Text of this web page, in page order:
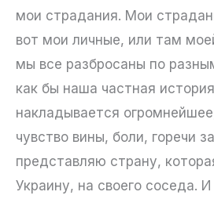
мои страдания. Мои
вот мои личные, или там
мы все разбросаны по
как бы наша частная
накладывается
чувство вины, боли, горечи
представляю страну,
Украину, на своего соседа.